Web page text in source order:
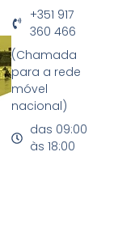
+351 917
360 466
(Chamada
para a rede
móvel
nacional)
das 09:00
às 18:00